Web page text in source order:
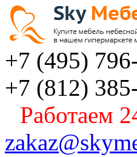
+7 (495)
+7 (812)
Работаем